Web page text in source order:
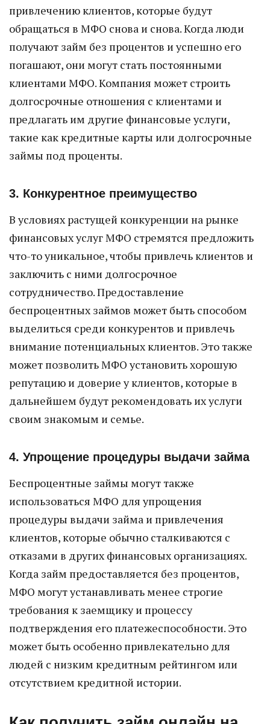
привлечению клиентов, которые будут
обращаться в МФО снова и снова. Когда люди
получают займ без процентов и успешно его
погашают, они могут стать постоянными
клиентами МФО. Компания может строить
долгосрочные отношения с клиентами и
предлагать им другие финансовые услуги,
такие как кредитные карты или долгосрочные
займы под проценты.
3. Конкурентное преимущество
В условиях растущей конкуренции на рынке
финансовых услуг МФО стремятся предложить
что-то уникальное, чтобы привлечь клиентов и
заключить с ними долгосрочное
сотрудничество. Предоставление
беспроцентных займов может быть способом
выделиться среди конкурентов и привлечь
внимание потенциальных клиентов. Это также
может позволить МФО установить хорошую
репутацию и доверие у клиентов, которые в
дальнейшем будут рекомендовать их услуги
своим знакомым и семье.
4. Упрощение процедуры выдачи займа
Беспроцентные займы могут также
использоваться МФО для упрощения
процедуры выдачи займа и привлечения
клиентов, которые обычно сталкиваются с
отказами в других финансовых организациях.
Когда займ предоставляется без процентов,
МФО могут устанавливать менее строгие
требования к заемщику и процессу
подтверждения его платежеспособности. Это
может быть особенно привлекательно для
людей с низким кредитным рейтингом или
отсутствием кредитной истории.